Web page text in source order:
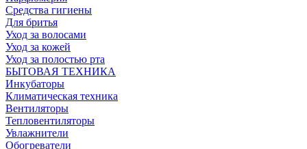
Средства гигиены
Для бритья
Уход за волосами
Уход за кожей
Уход за полостью рта
БЫТОВАЯ ТЕХНИКА
Инкубаторы
Климатическая техника
Вентиляторы
Тепловентиляторы
Увлажнители
Обогреватели